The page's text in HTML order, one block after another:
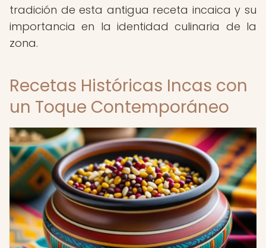
tradición de esta antigua receta incaica y su
importancia en la identidad culinaria de la
zona.
Recetas Históricas Incas con
un Toque Contemporáneo